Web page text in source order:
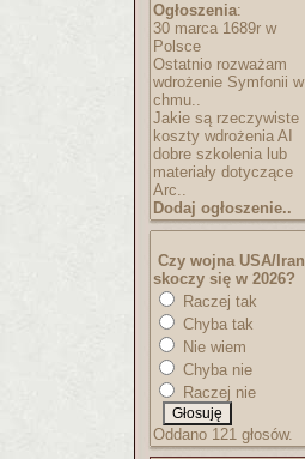
Ogłoszenia:
30 marca 1689r w
Polsce
Ostatnio rozważam
wdrożenie Symfonii w
chmu..
Jakie są rzeczywiste
koszty wdrożenia AI
dobre szkolenia lub
materiały dotyczące
Arc..
Dodaj ogłoszenie..
Czy wojna USA/Iran
skoczy się w 2026?
Raczej tak
Chyba tak
Nie wiem
Chyba nie
Raczej nie
Oddano 121 głosów.